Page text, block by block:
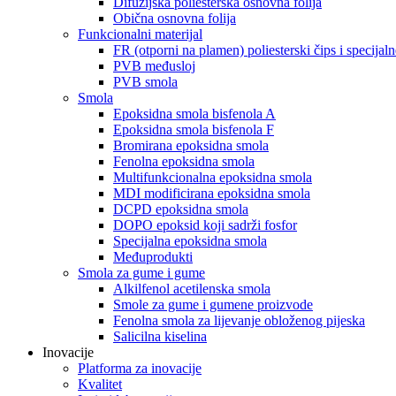
Obična osnovna folija
Funkcionalni materijal
FR (otporni na plamen) poliesterski čips i
PVB međusloj
PVB smola
Smola
Epoksidna smola bisfenola A
Epoksidna smola bisfenola F
Bromirana epoksidna smola
Fenolna epoksidna smola
Multifunkcionalna epoksidna smola
MDI modificirana epoksidna smola
DCPD epoksidna smola
DOPO epoksid koji sadrži fosfor
Specijalna epoksidna smola
Međuprodukti
Smola za gume i gume
Alkilfenol acetilenska smola
Smole za gume i gumene proizvode
Fenolna smola za lijevanje obloženog pijeska
Salicilna kiselina
Inovacije
Platforma za inovacije
Kvalitet